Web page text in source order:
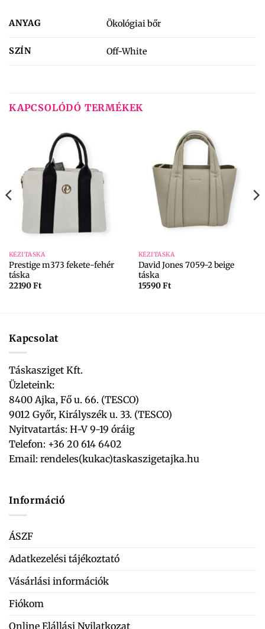
ANYAG Ökológiai bőr
SZÍN Off-White
KAPCSOLÓDÓ TERMÉKEK
KÉZITÁSKA
Prestige m373 fekete-fehér
táska
22190Ft
KÉZITÁSKA
David Jones 7059-2 beige
táska
15590Ft
Kapcsolat
Táskasziget Kft.
Üzleteink:
8400 Ajka, Fő u. 66. (TESCO)
9012 Győr, Királyszék u. 33. (TESCO)
Nyitvatartás: H-V 9-19 óráig
Telefon: +36 20 614 6402
Email: rendeles(kukac)taskaszigetajka.hu
Információ
ÁSZF
Adatkezelési tájékoztató
Vásárlási információk
Fiókom
Online Elállási Nyilatkozat